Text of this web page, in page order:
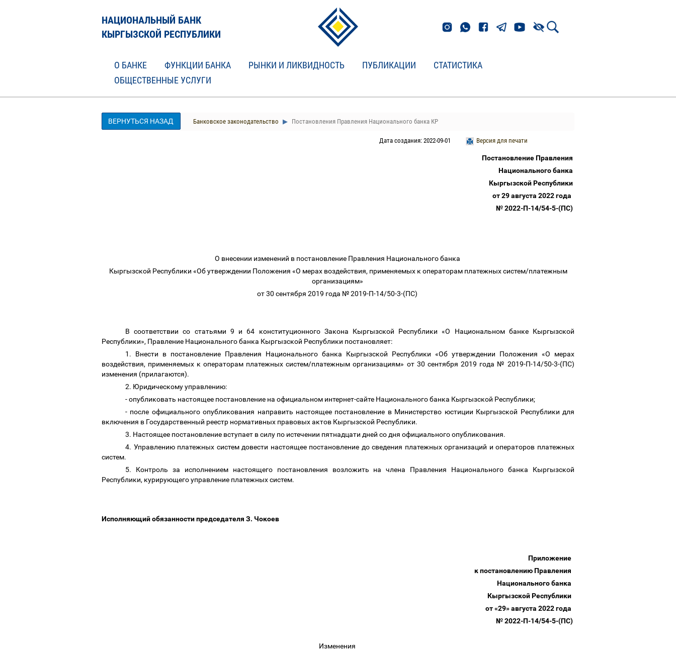
НАЦИОНАЛЬНЫЙ БАНК
КЫРГЫЗСКОЙ РЕСПУБЛИКИ
О БАНКЕ ФУНКЦИИ БАНКА РЫНКИ И ЛИКВИДНОСТЬ ПУБЛИКАЦИИ
СТАТИСТИКА
ОБЩЕСТВЕННЫЕ УСЛУГИ
ВЕРНУТЬСЯ НАЗАД Банковское законодательство Постановления Правления Национального банка КР
Версия для печати
Дата создания: 2022-09-01
Постановление Правления
Национального банка
Кыргызской Республики
от 29 августа 2022 года
№ 2022-П-14/54-5-(ПС)
О внесении изменений в постановление Правления Национального банка
Кыргызской Республики «Об утверждении Положения «О мерах воздействия, применяемых к операторам платежных систем/платежным
организациям»
от 30 сентября 2019 года № 2019-П-14/50-3-(ПС)
В соответствии со статьями 9 и 64 конституционного Закона Кыргызской Республики «О Национальном банке Кыргызской
Республики», Правление Национального банка Кыргызской Республики постановляет:
1. Внести в постановление Правления Национального банка Кыргызской Республики «Об утверждении Положения «О мерах
воздействия, применяемых к операторам платежных систем/платежным организациям» от 30 сентября 2019 года № 2019-П-14/50-3-(ПС)
изменения (прилагаются).
2. Юридическому управлению:
- опубликовать настоящее постановление на официальном интернет-сайте Национального банка Кыргызской Республики;
- после официального опубликования направить настоящее постановление в Министерство юстиции Кыргызской Республики для
включения в Государственный реестр нормативных правовых актов Кыргызской Республики.
3. Настоящее постановление вступает в силу по истечении пятнадцати дней со дня официального опубликования.
4. Управлению платежных систем довести настоящее постановление до сведения платежных организаций и операторов платежных
систем.
5. Контроль за исполнением настоящего постановления возложить на члена Правления Национального банка Кыргызской
Республики, курирующего управление платежных систем.
Исполняющий обязанности председателя З. Чокоев
Приложение
к постановлению Правления
Национального банка
Кыргызской Республики
от «29» августа 2022 года
№ 2022-П-14/54-5-(ПС)
Изменения